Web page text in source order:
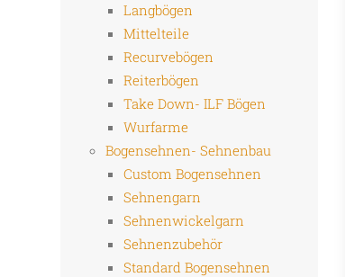
Langbögen
Mittelteile
Recurvebögen
Reiterbögen
Take Down- ILF Bögen
Wurfarme
Bogensehnen- Sehnenbau
Custom Bogensehnen
Sehnengarn
Sehnenwickelgarn
Sehnenzubehör
Standard Bogensehnen